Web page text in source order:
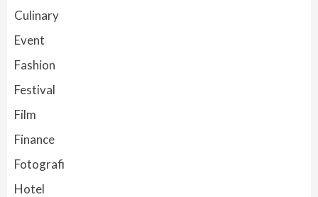
Culinary
Event
Fashion
Festival
Film
Finance
Fotografi
Hotel